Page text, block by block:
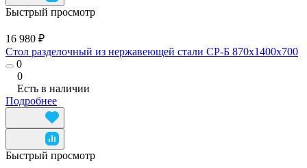
Быстрый просмотр
16 980 ₽
Стол разделочный из нержавеющей стали СР-Б 870x1400x700
0
0
Есть в наличии
Подробнее
Быстрый просмотр